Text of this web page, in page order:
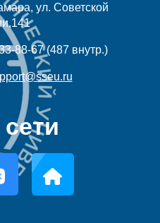
ул. Советской
88-67 (487 внутр.)